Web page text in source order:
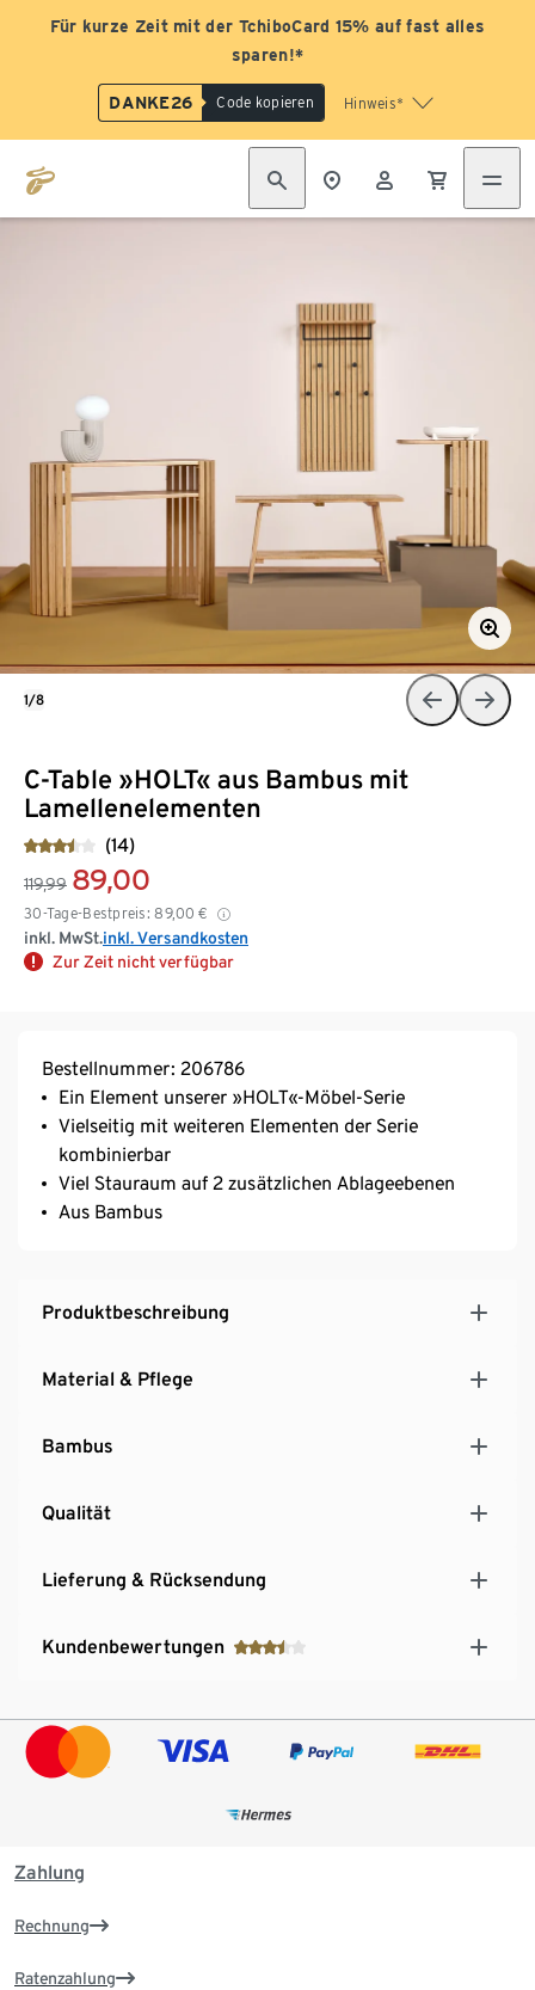
Für kurze Zeit mit der TchiboCard 15% auf fast alles
sparen!*
DANKE26 Code kopieren Hinweis*
C-Table »HOLT« aus Bambus mit
Lamellenelementen
(14)
119,99 89,00
30-Tage-Bestpreis: 89,00 €
inkl. MwSt.inkl. Versandkosten
Zur Zeit nicht verfügbar
1/8
Bestellnummer: 206786
Ein Element unserer »HOLT«-Möbel-Serie
Vielseitig mit weiteren Elementen der Serie
kombinierbar
Viel Stauraum auf 2 zusätzlichen Ablageebenen
Aus Bambus
Produktbeschreibung
Material & Pflege
Bambus
Qualität
Lieferung & Rücksendung
Kundenbewertungen
Zahlung
Rechnung
Ratenzahlung